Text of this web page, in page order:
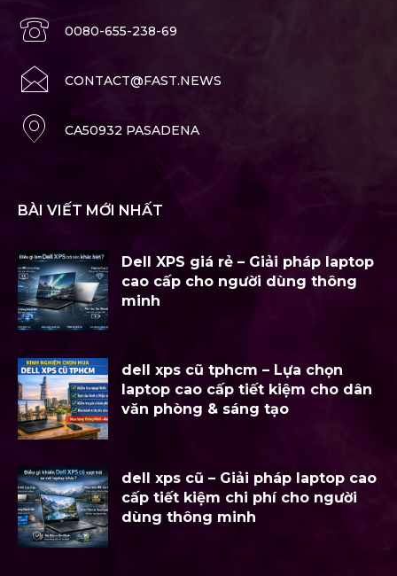
0080-655-238-69
CONTACT@FAST.NEWS
CA50932 PASADENA
BÀI VIẾT MỚI NHẤT
Dell XPS giá rẻ – Giải pháp laptop
cao cấp cho người dùng thông
minh
dell xps cũ tphcm – Lựa chọn
laptop cao cấp tiết kiệm cho dân
văn phòng & sáng tạo
dell xps cũ – Giải pháp laptop cao
cấp tiết kiệm chi phí cho người
dùng thông minh